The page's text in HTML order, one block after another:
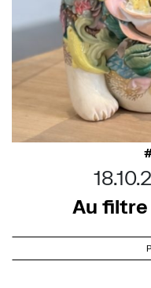
Au